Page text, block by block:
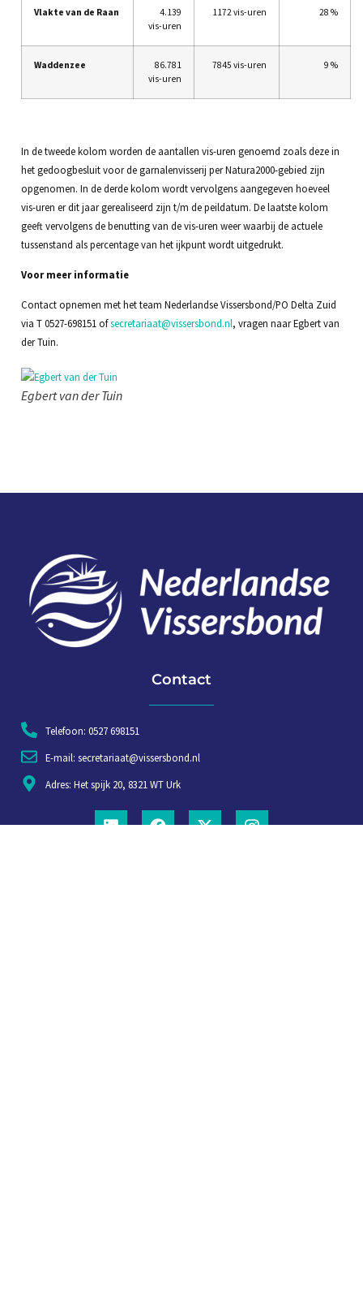
Vlakte van de Raan
4.139
vis-uren
1172 vis-uren 28 %
Waddenzee
86.781
vis-uren
7845 vis-uren 9 %
In de tweede kolom worden de aantallen vis-uren genoemd zoals deze in
het gedoogbesluit voor de garnalenvisserij per Natura2000-gebied zijn
opgenomen. In de derde kolom wordt vervolgens aangegeven hoeveel
vis-uren er dit jaar gerealiseerd zijn t/m de peildatum. De laatste kolom
geeft vervolgens de benutting van de vis-uren weer waarbij de actuele
tussenstand als percentage van het ijkpunt wordt uitgedrukt.
Voor meer informatie
Contact opnemen met het team Nederlandse Vissersbond/PO Delta Zuid
via T 0527-698151 ofsecretariaat@vissersbond.nl, vragen naar Egbert van
der Tuin.
Egbert van der Tuin
Contact
Telefoon: 0527 698151
E-mail: secretariaat@vissersbond.nl
Adres: Het spijk 20, 8321 WT Urk